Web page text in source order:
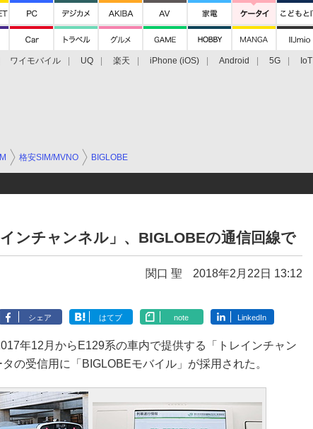
ワイモバイル UQ 楽天 iPhone (iOS) Android 5G IoT
格安SIM/MVNO BIGLOBE
ンチャンネル」、BIGLOBEの通信回線で
関口 聖 2018年2月22日 13:12
シェア はてブ note LinkedIn
年12月からE129系の車内で提供する「トレインチャン
の受信用に「BIGLOBEモバイル」が採用された。